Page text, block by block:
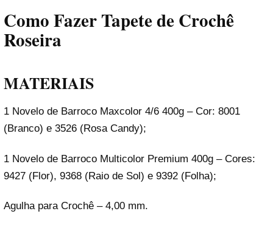
Como Fazer Tapete de Crochê
Roseira
MATERIAIS
1 Novelo de Barroco Maxcolor 4/6 400g – Cor: 8001
(Branco) e 3526 (Rosa Candy);
1 Novelo de Barroco Multicolor Premium 400g – Cores:
9427 (Flor), 9368 (Raio de Sol) e 9392 (Folha);
Agulha para Crochê – 4,00 mm.